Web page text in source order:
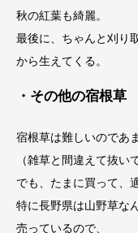
秋の紅葉も綺麗。
最後に、ちゃんと刈り
から生えてくる。
・その他の宿根草
宿根草は難しいのであ
（雑草と間違えて抜い
でも、たまに買って、
特に長野県は山野草な
売っているので、